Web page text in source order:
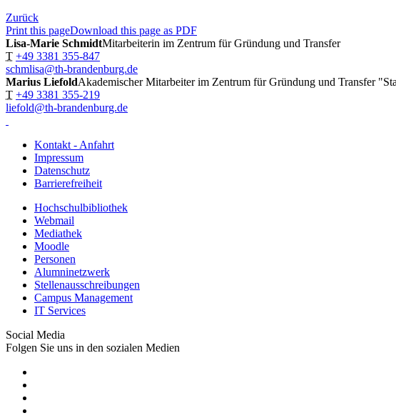
Zurück
Print this pageDownload this page as PDF
Lisa-Marie SchmidtMitarbeiterin im Zentrum für Gründung und Transfer
T +49 3381 355-847
schmlisa@th-brandenburg.de
Marius LiefoldAkademischer Mitarbeiter im Zentrum für Gründung und Transfer
T +49 3381 355-219
liefold@th-brandenburg.de
Kontakt - Anfahrt
Impressum
Datenschutz
Barrierefreiheit
Hochschulbibliothek
Webmail
Mediathek
Moodle
Personen
Alumninetzwerk
Stellenausschreibungen
Campus Management
IT Services
Social Media
Folgen Sie uns in den sozialen Medien